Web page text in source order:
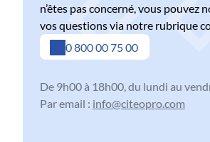
n’êtes pas concerné, vous pouvez
vos questions via notre rubrique
0 800 00 75 00
De 9h00 à 18h00, du lundi au
Par email : info@citeopro.com